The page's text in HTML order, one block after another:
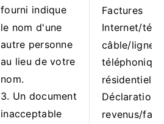
fourni indique
le nom d'une
autre personne
au lieu de votre
nom.
3. Un document
inacceptable
Factures
Internet/
câble/ligne
téléphonique
résidentielle
revenus/